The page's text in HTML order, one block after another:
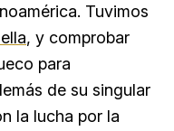
Tuvimos
, y comprobar
para
de su singular
la lucha por la